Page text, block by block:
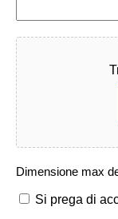
Fichier
Dimensione max
RGPDSi prega di